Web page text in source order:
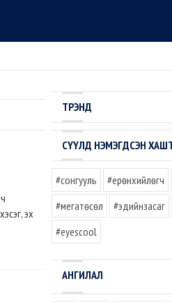
эх
ТРЭНД
СҮҮЛД НЭМЭГДСЭН
#сонгууль #ерөнхийлөгч
#мегатөсөл
#эдийнзасаг
#eyescool
АНГИЛАЛ